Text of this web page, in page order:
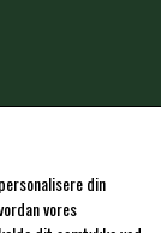
din
vores